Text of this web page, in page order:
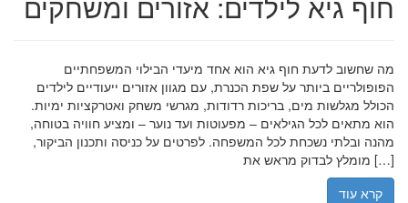
מה שחשוב לדעת חוף גיא הוא אחד מיעדי הבילוי המשפחתיים
הפופולריים ביותר על שפת הכנרת, עם מגוון אזורים ייעודיים לילדים
הכולל מגלשות מים, בריכות רדודות, מגרשי משחק ואטרקציות ימיות.
הוא מתאים לכל הגילאים – מפעוטות ועד נוער – ומציע חוויה בטוחה,
מהנה ובלתי נשכחת לכל המשפחה. לפרטים על כניסה ותכנון הביקור,
מומלץ לבדוק מראש את […]
קרא עוד